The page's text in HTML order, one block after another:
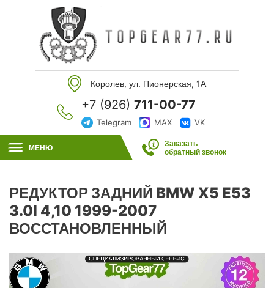
Королев, ул. Пионерская, 1А
+7 (926) 711-00-77
Telegram MAX VK
МЕНЮ
Заказать
обратный звонок
РЕДУКТОР ЗАДНИЙ BMW X5 E53
3.0I 4,10 1999-2007
ВОССТАНОВЛЕННЫЙ